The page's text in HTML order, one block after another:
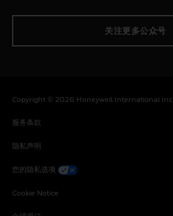
关注更多公众号
Copyright © 2026 Honeywell International Inc
服务条款
隐私声明
您的隐私选项
Cookie Notice